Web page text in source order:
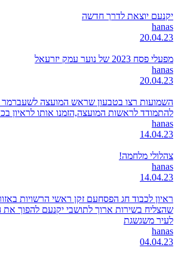
יקנעם יוצאת לדרך חדשה
hanas
20.04.23
מפעלי פסח 2023 של נוער עמק יזרעאל
hanas
20.04.23
השמועות רצו בטבעון שראש המועצה לשעברמר
להתמודד לראשות המועצה,הזמנו אותו לראיון
hanas
14.04.23
צהלולי מלחמה!
hanas
14.04.23
ראיון לכבוד חג הפסחעם זקן ראשי הרשויות
שהצליח בשירות ארוך לתושבי יקנעם להפוך
לעיר משגשגת
hanas
04.04.23